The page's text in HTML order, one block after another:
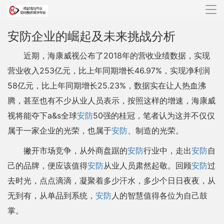
导
安防企业的崛起及未来挑战分析
近期，海康威视公布了2018年的营收业绩数据，实现
营业收入253亿元，比上年同期增长46.97%，实现净利润
58亿元，比上年同期增长25.23%，数据实在让人热血沸
腾，甚至也有不少从业人员表示，按照这样的增速，海康威
视将能夺下a&s全球安防50强的桂冠，笔者认为这并不仅仅
属于一家企业的光荣，也属于安防、制造的光荣。
撇开市场竞争，从外商盘踞的安防行业中，走出安防自
己的品牌，便应该值得安防从业人员肃然起敬。回顾安防过
去时光，点点滴滴，凝聚着多少汗水，多少个日日夜夜，从
无到有，从单品到系统， 安防人的智慧值得各位为自己鼓
掌。